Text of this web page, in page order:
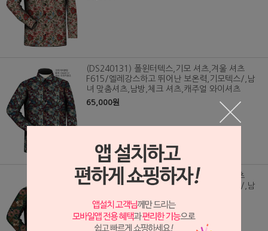
(DS240131) 폴윈터텍스,기모 셔츠,겨울 셔츠
F615/엘레강스하고 뛰어난 보온력,기모텍스/,남
녀 맞춤셔츠,남방,체크 셔츠,캐주얼 와이셔츠
65,000원
(DS240130) 폴윈터텍스,기모 셔츠,겨울 셔츠
F614/엘레강스하고 뛰어난 보온력,기모텍스/,남
65,000원